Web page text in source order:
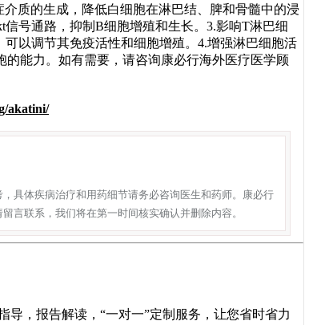
质的生成，降低白细胞在淋巴结、脾和骨髓中的浸
号通路，抑制B细胞增殖和生长。3.影响T淋巴细
以调节其免疫活性和细胞增殖。4.增强淋巴细胞活
能力。如有需要，请咨询康必行海外医疗医学顾
akatini/
具体疾病治疗和用药细节请务必咨询医生和药师。康必行
言联系，我们将在第一时间核实确认并删除内容。
导，报告解读，“一对一”定制服务，让您省时省力